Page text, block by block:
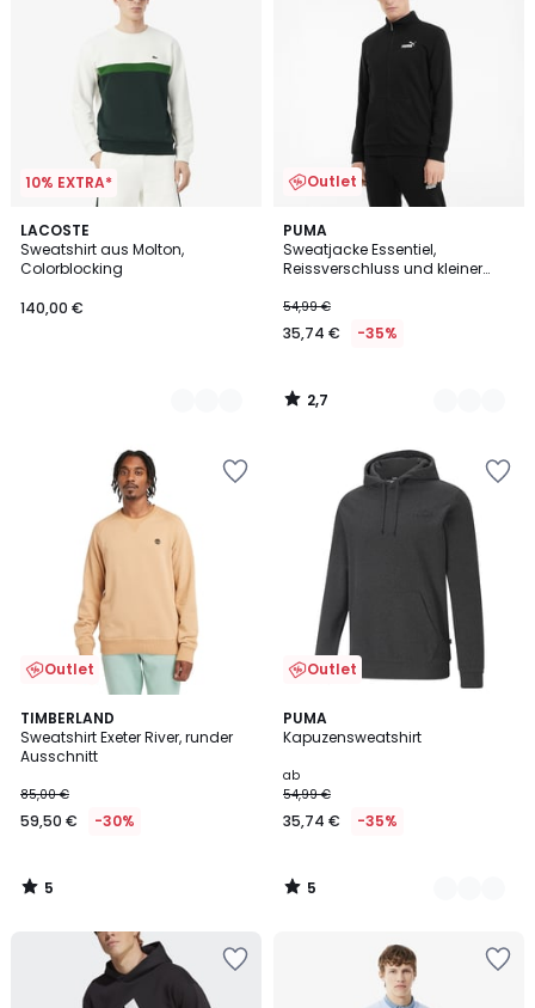
10% EXTRA*
LACOSTE
Sweatshirt aus Molton,
Colorblocking
140,00 €
2
Farben
Outlet
PUMA
Sweatjacke Essentiel,
Reissverschluss und kleiner
54,99 €
35,74 € -35%
2,7
/ 5
2
Farben
2,7
/
Outlet
TIMBERLAND
Sweatshirt Exeter River, runder
Ausschnitt
85,00 €
59,50 € -30%
5
/
5
5
/
Outlet
PUMA
Kapuzensweatshirt
ab
54,99 €
35,74 € -35%
5
/
2
Farben
5
/